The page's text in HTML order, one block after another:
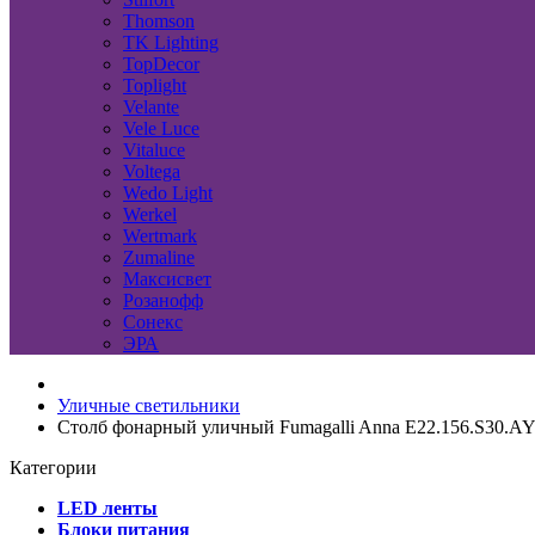
Thomson
TK Lighting
TopDecor
Toplight
Velante
Vele Luce
Vitaluce
Voltega
Wedo Light
Werkel
Wertmark
Zumaline
Максисвет
Розанофф
Сонекс
ЭРА
Уличные светильники
Столб фонарный уличный Fumagalli Anna
Категории
LED ленты
Блоки питания